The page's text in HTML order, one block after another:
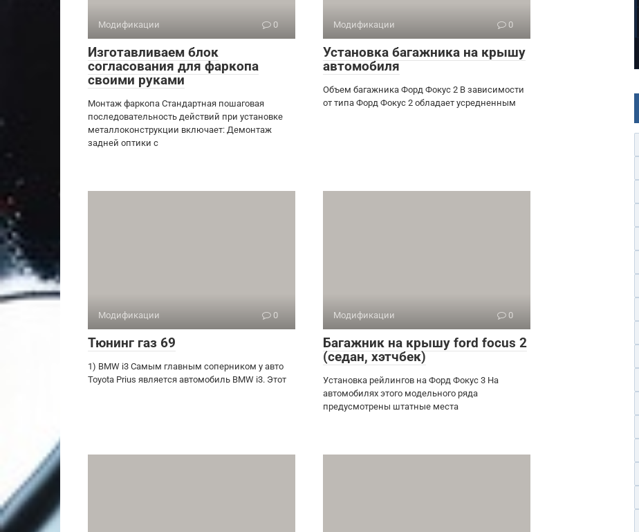
Модификации 0
Изготавливаем блок
согласования для фаркопа
своими руками
Монтаж фаркопа Стандартная пошаговая
последовательность действий при установке
металлоконструкции включает: Демонтаж
задней оптики с
Модификации 0
Установка багажника на крышу
автомобиля
Объем багажника Форд Фокус 2 В зависимости
от типа Форд Фокус 2 обладает усредненным
Модификации 0
Тюнинг газ 69
1) BMW i3 Самым главным соперником у авто
Toyota Prius является автомобиль BMW i3. Этот
Модификации 0
Багажник на крышу ford focus 2
(седан, хэтчбек)
Установка рейлингов на Форд Фокус 3 На
автомобилях этого модельного ряда
предусмотрены штатные места